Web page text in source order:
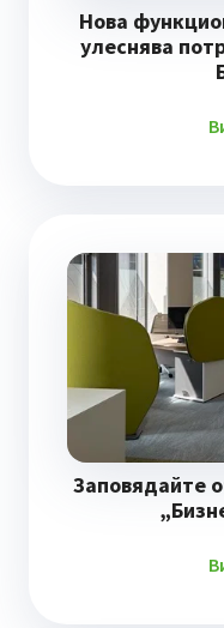
Нова
улеснява
Заповядайте